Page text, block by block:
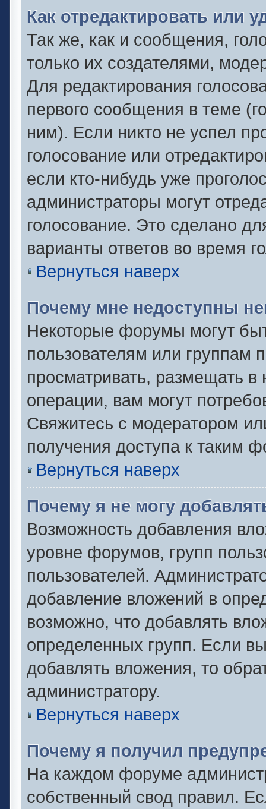
Как отредактировать или
Так же, как и сообщения,
только их создателями,
Для редактирования
первого сообщения в теме
ним). Если никто не успел
голосование или
если кто-нибудь уже
администраторы могут
голосование. Это сделано
варианты ответов во время
Вернуться наверх
Почему мне недоступны
Некоторые форумы могут
пользователям или группам
просматривать, размещать
операции, вам могут
Свяжитесь с модератором
получения доступа к таким
Вернуться наверх
Почему я не могу
Возможность добавления
уровне форумов, групп
пользователей.
добавление вложений в
возможно, что добавлять
определенных групп. Если
добавлять вложения, то
администратору.
Вернуться наверх
Почему я получил
На каждом форуме
собственный свод правил.